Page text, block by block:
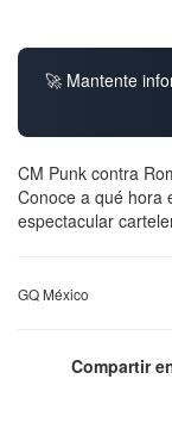
🚀 Mantente
CM Punk contra
Conoce a qué hora
espectacular
GQ México
Compartir